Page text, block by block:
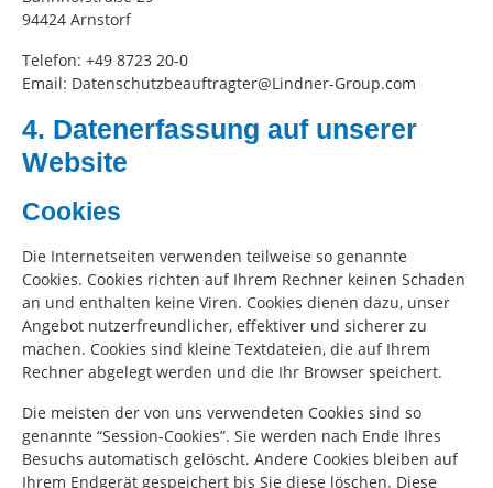
94424 Arnstorf
Telefon: +49 8723 20-0
Email: Datenschutzbeauftragter@Lindner-Group.com
4. Datenerfassung auf unserer
Website
Cookies
Die Internetseiten verwenden teilweise so genannte
Cookies. Cookies richten auf Ihrem Rechner keinen Schaden
an und enthalten keine Viren. Cookies dienen dazu, unser
Angebot nutzerfreundlicher, effektiver und sicherer zu
machen. Cookies sind kleine Textdateien, die auf Ihrem
Rechner abgelegt werden und die Ihr Browser speichert.
Die meisten der von uns verwendeten Cookies sind so
genannte “Session-Cookies”. Sie werden nach Ende Ihres
Besuchs automatisch gelöscht. Andere Cookies bleiben auf
Ihrem Endgerät gespeichert bis Sie diese löschen. Diese